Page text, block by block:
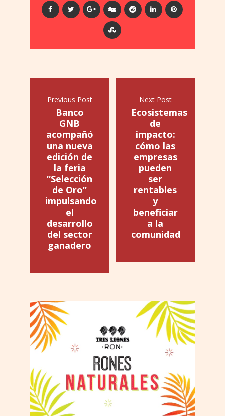
Previous Post
Banco
GNB
acompañó
una nueva
edición de
la feria
“Selección
de Oro”
impulsando
el
desarrollo
del sector
ganadero
Next Post
Ecosistemas
de
impacto:
cómo las
empresas
pueden
ser
rentables
y
beneficiar
a la
comunidad